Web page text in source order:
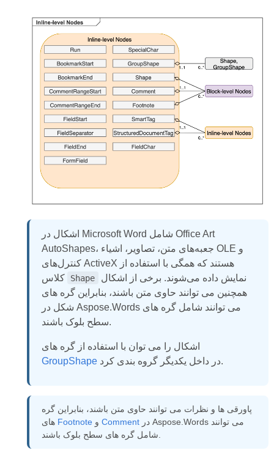
اشکال در Microsoft Word شامل Office Art
AutoShapes، جعبه‌های متن، تصاویر، اشیاء OLE و
کنترل‌های ActiveX هستند که همگی با استفاده از
کلاس
Shape
همچنین می توانند حاوی متن باشند، بنابراین گره های
شکل در Aspose.Words می توانند شامل گره های
سطح بلوک باشند.
اشکال را می توان با استفاده از گره های
GroupShape
در داخل یکدیگر گروه بندی کرد.
پاورقی ها و نظرات می توانند حاوی متن باشند، بنابراین گره
های Footnote Commentدر Aspose.Words می توانند